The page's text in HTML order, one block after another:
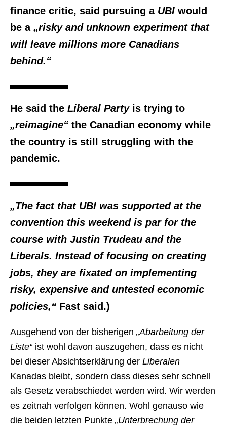
finance critic, said pursuing a UBI would
be a „risky and unknown experiment that
will leave millions more Canadians
behind.“
He said the Liberal Partyis trying to
„reimagine“ the Canadian economy while
the country is still struggling with the
pandemic.
„The fact that UBI was supported at the
convention this weekend is par for the
course with Justin Trudeau and the
Liberals. Instead of focusing on creating
jobs, they are fixated on implementing
risky, expensive and untested economic
policies,“ Fast said.)
Ausgehend von der bisherigen „Abarbeitung der
Liste“ist wohl davon auszugehen, dass es nicht
bei dieser Absichtserklärung der Liberalen
Kanadas bleibt, sondern dass dieses sehr schnell
als Gesetz verabschiedet werden wird. Wir werden
es zeitnah verfolgen können. Wohl genauso wie
die beiden letzten Punkte „Unterbrechung der